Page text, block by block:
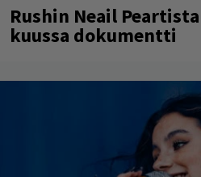
Rushin Neail
kuussa dokumentti